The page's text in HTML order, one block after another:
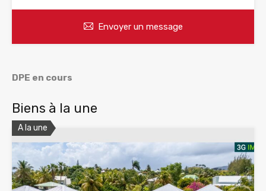
Envoyer un message
DPE en cours
Biens à la une
A la une